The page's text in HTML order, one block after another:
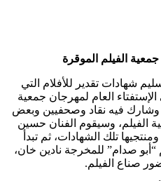
الفيلم الموقرة
شهادات تقدير للأفلام التي
العام لمهرجان جمعية
الفيلم خلال عامي 2020 و 2021 وشارك فيه نقاد وصحفيين وبعض
الفيلم، وسيقوم الفنان حسين
تلك الشهادات، ثم تبدأ
“أبو صدام” للمخرجة نادين خان،
صناع الفيلم.